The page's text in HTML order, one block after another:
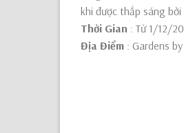
khi được thắp sáng
Thời Gian : Từ 1/12/
Địa Điểm : Gardens